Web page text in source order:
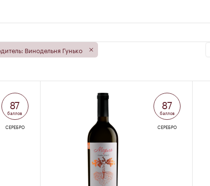
Винодельня Гунько
87
баллов
СЕРЕБРО
87
баллов
СЕРЕБРО